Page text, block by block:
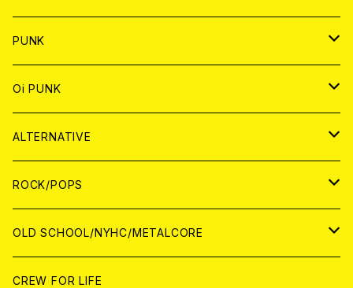
CD
ANALOG
WORLD
CD
ANALOG
CD
JAPAN
WORLD
ANALOG
JAPAN
WORLD
PUNK
JAPAN
CD
ANALOG
WORLD
CD
ANALOG
Oi PUNK
JAPAN
CD
ANALOG
WOLRD
CD
ANALOG
ALTERNATIVE
JAPAN
CD
ANALOG
WORLD
CD
ROCK/POPS
JAPAN
CD
WORLD
OLD SCHOOL/NYHC/METALCORE
JAPAN
CREW FOR LIFE